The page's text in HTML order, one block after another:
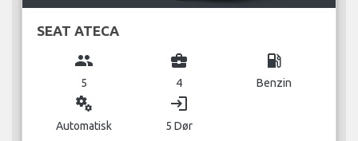
SEAT ATECA
group
5
business_center
4
local_gas_station
Benzin
miscellaneous_services
Automatisk
login
5 Dør